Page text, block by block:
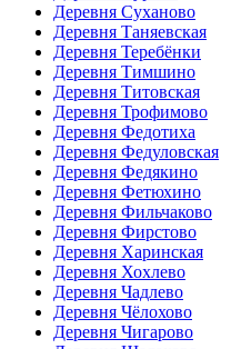
Деревня Суханово
Деревня Таняевская
Деревня Теребёнки
Деревня Тимшино
Деревня Титовская
Деревня Трофимово
Деревня Федотиха
Деревня Федуловская
Деревня Федякино
Деревня Фетюхино
Деревня Фильчаково
Деревня Фирстово
Деревня Харинская
Деревня Хохлево
Деревня Чадлево
Деревня Чёлохово
Деревня Чигарово